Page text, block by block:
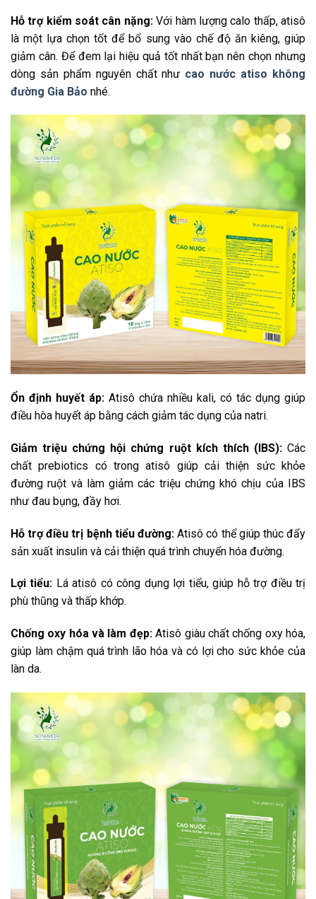
Hỗ trợ kiểm soát cân nặng:Với hàm lượng calo thấp, atisô
là một lựa chọn tốt để bổ sung vào chế độ ăn kiêng, giúp
giảm cân. Để đem lại hiệu quả tốt nhất bạn nên chọn nhưng
dòng sản phẩm nguyên chất như cao nước atiso không
đường Gia Bảo nhé.
Ổn định huyết áp: Atisô chứa nhiều kali, có tác dụng giúp
điều hòa huyết áp bằng cách giảm tác dụng của natri.
Giảm triệu chứng hội chứng ruột kích thích (IBS):Các
chất prebiotics có trong atisô giúp cải thiện sức khỏe
đường ruột và làm giảm các triệu chứng khó chịu của IBS
như đau bụng, đầy hơi.
Hỗ trợ điều trị bệnh tiểu đường: Atisô có thể giúp thúc đẩy
sản xuất insulin và cải thiện quá trình chuyển hóa đường.
Lợi tiểu: Lá atisô có công dụng lợi tiểu, giúp hỗ trợ điều trị
phù thũng và thấp khớp.
Chống oxy hóa và làm đẹp:Atisô giàu chất chống oxy hóa,
giúp làm chậm quá trình lão hóa và có lợi cho sức khỏe của
làn da.